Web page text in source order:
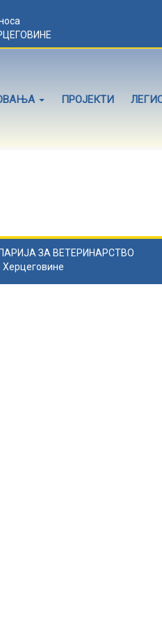
ПРОЈЕКТИ
ЗА ВЕТЕРИНАРСТВО
Херцеговине